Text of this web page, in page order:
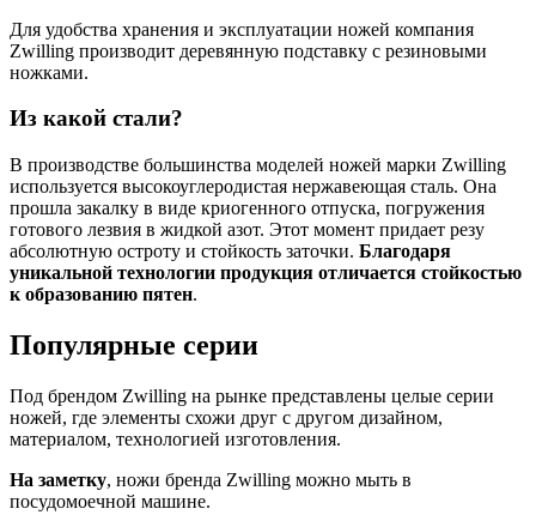
Для удобства хранения и эксплуатации ножей компания
Zwilling производит деревянную подставку с резиновыми
ножками.
Из какой стали?
В производстве большинства моделей ножей марки Zwilling
используется высокоуглеродистая нержавеющая сталь. Она
прошла закалку в виде криогенного отпуска, погружения
готового лезвия в жидкой азот. Этот момент придает резу
абсолютную остроту и стойкость заточки. Благодаря
уникальной технологии продукция отличается стойкостью
к образованию пятен.
Популярные серии
Под брендом Zwilling на рынке представлены целые серии
ножей, где элементы схожи друг с другом дизайном,
материалом, технологией изготовления.
На заметку, ножи бренда Zwilling можно мыть в
посудомоечной машине.